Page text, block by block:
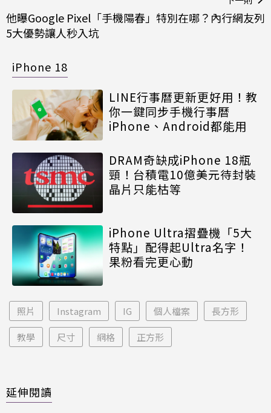
他曝Google Pixel「手機陽春」特別在哪？內行網友列
5大優勢讓人秒入坑
iPhone 18
LINE行事曆更新更好用！教
你一鍵同步手機行事曆
iPhone、Android都能用
DRAM奇缺成iPhone 18瓶
頸！台積電10億美元待封裝
晶片只能枯等
iPhone Ultra摺疊機「5大
特點」配得起Ultra名字！
果粉看完更心動
照片 Instagram IG 個人檔案 長方形
教學 尺寸 網格 正方形
延伸閱讀